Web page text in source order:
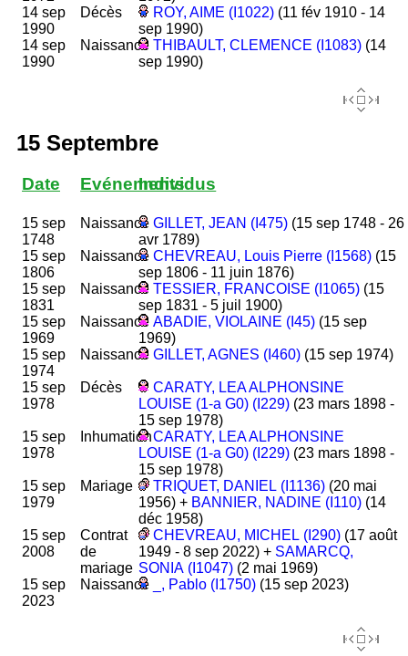
14 sep
1990
Décès ROY, AIME (I1022) (11 fév 1910 - 14
sep 1990)
14 sep
1990
Naissance THIBAULT, CLEMENCE (I1083) (14
sep 1990)
15 Septembre
Date Evénements
Individus
15 sep
1748
Naissance GILLET, JEAN (I475) (15 sep 1748 - 26
avr 1789)
15 sep
1806
Naissance CHEVREAU, Louis Pierre (I1568) (15
sep 1806 - 11 juin 1876)
15 sep
1831
Naissance TESSIER, FRANCOISE (I1065) (15
sep 1831 - 5 juil 1900)
15 sep
1969
Naissance ABADIE, VIOLAINE (I45) (15 sep
1969)
15 sep
1974
Naissance GILLET, AGNES (I460) (15 sep 1974)
15 sep
1978
Décès
CARATY, LEA ALPHONSINE
LOUISE (1-a G0) (I229) (23 mars 1898 -
15 sep 1978)
15 sep
1978
InhumationCARATY, LEA ALPHONSINE
LOUISE (1-a G0) (I229) (23 mars 1898 -
15 sep 1978)
15 sep
1979
Mariage TRIQUET, DANIEL (I1136) (20 mai
1956) + BANNIER, NADINE (I110) (14
déc 1958)
15 sep
2008
Contrat
de
mariage
CHEVREAU, MICHEL (I290) (17 août
1949 - 8 sep 2022) + SAMARCQ,
SONIA (I1047) (2 mai 1969)
15 sep
2023
Naissance _, Pablo (I1750) (15 sep 2023)